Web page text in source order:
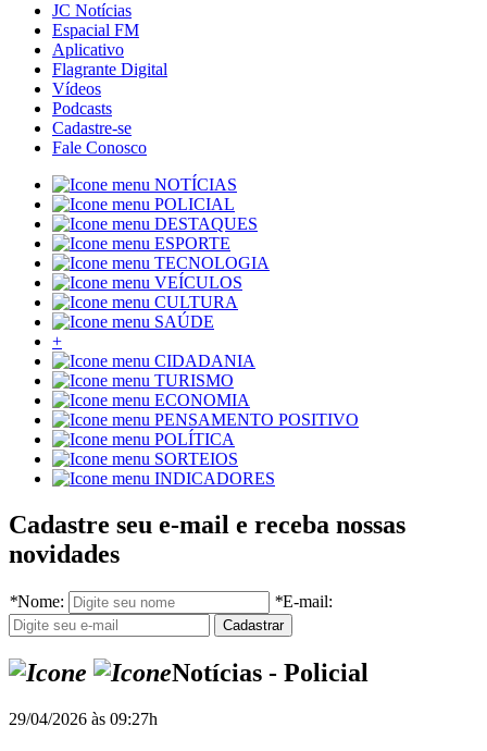
JC Notícias
Espacial FM
Aplicativo
Flagrante Digital
Vídeos
Podcasts
Cadastre-se
Fale Conosco
NOTÍCIAS
POLICIAL
DESTAQUES
ESPORTE
TECNOLOGIA
VEÍCULOS
CULTURA
SAÚDE
+
CIDADANIA
TURISMO
ECONOMIA
PENSAMENTO POSITIVO
POLÍTICA
SORTEIOS
INDICADORES
Cadastre seu e-mail e receba nossas
novidades
*Nome: *E-mail:
Notícias - Policial
29/04/2026 às 09:27h